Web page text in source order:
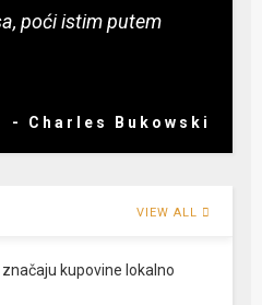
poći istim putem
- Charles Bukowski
VIEW ALL
kupovine lokalno